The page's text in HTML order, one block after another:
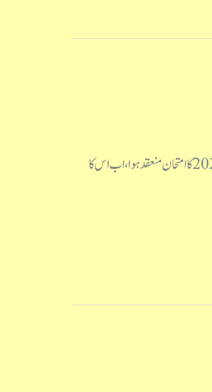
نیٹ جے آرایف 2021 سوالنامہ جوابی کلید نیٹ جے آر ایف اردو پرچہ 2022 ؛ بروز جمعہ بتاریخ 23/ ستمبر 2022 کو نیٹ جے آر ایف 2022 کا امتحان منعقد ہوا، اب اس کا